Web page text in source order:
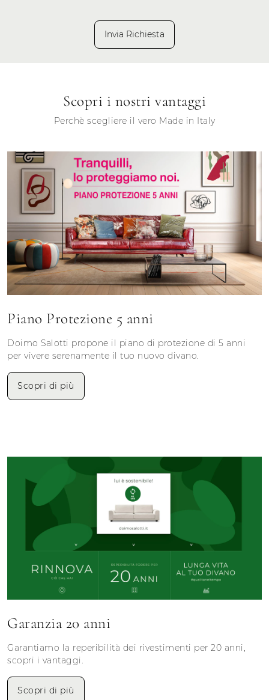
Invia Richiesta
Scopri i nostri vantaggi
Perchè scegliere il vero Made in Italy
Piano Protezione 5 anni
Doimo Salotti propone il piano di protezione di 5 anni
per vivere serenamente il tuo nuovo divano.
Scopri di più
Garanzia 20 anni
Garantiamo la reperibilità dei rivestimenti per 20 anni,
scopri i vantaggi.
Scopri di più